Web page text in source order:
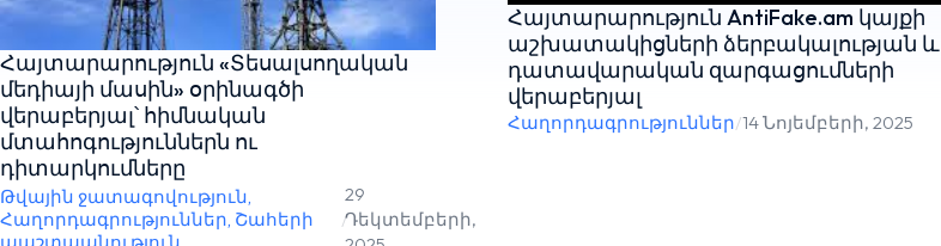
Հայտարարություն «Տեսալսողական
մեդիայի մասին» օրինագծի
վերաբերյալ՝ հիմնական
մտահոգություններն ու
դիտարկումները
Թվային ջատագովություն,
Հաղորդագրություններ, Շահերի
պաշտպանություն
/
29
Դեկտեմբերի,
Հայտարարություն AntiFake.am կայքի
աշխատակիցների ձերբակալության և
դատավարական զարգացումների
վերաբերյալ
Հաղորդագրություններ/14 Նոյեմբերի, 2025